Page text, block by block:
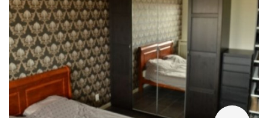
rent